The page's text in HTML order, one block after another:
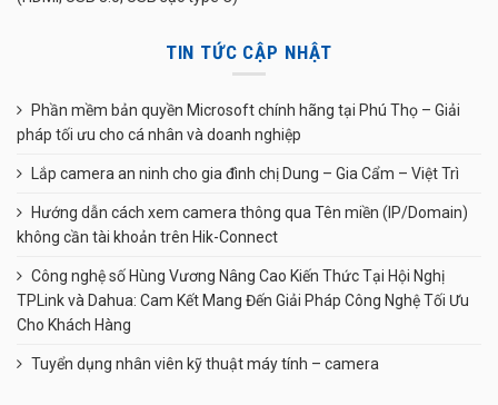
TIN TỨC CẬP NHẬT
Phần mềm bản quyền Microsoft chính hãng tại Phú Thọ – Giải
pháp tối ưu cho cá nhân và doanh nghiệp
Lắp camera an ninh cho gia đình chị Dung – Gia Cẩm – Việt Trì
Hướng dẫn cách xem camera thông qua Tên miền (IP/Domain)
không cần tài khoản trên Hik-Connect
Công nghệ số Hùng Vương Nâng Cao Kiến Thức Tại Hội Nghị
TPLink và Dahua: Cam Kết Mang Đến Giải Pháp Công Nghệ Tối Ưu
Cho Khách Hàng
Tuyển dụng nhân viên kỹ thuật máy tính – camera